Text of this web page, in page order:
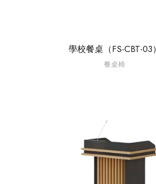
學校餐桌（FS-CBT-03）
餐桌椅